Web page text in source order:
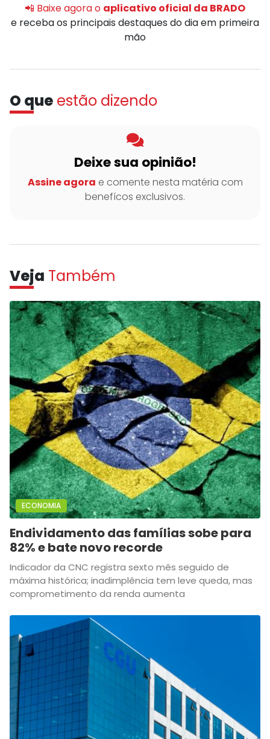
📲 Baixe agora o aplicativo oficial da BRADO
e receba os principais destaques do dia em primeira
mão
O que estão dizendo
Deixe sua opinião!
Assine agora e comente nesta matéria com
benefícos exclusivos.
Veja Também
ECONOMIA
Endividamento das famílias sobe para
82% e bate novo recorde
Indicador da CNC registra sexto mês seguido de
máxima histórica; inadimplência tem leve queda, mas
comprometimento da renda aumenta